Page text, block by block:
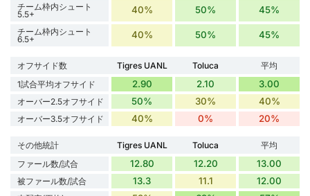
チーム枠内シュート
5.5+ 40% 50% 45%
チーム枠内シュート
6.5+ 40% 50% 45%
オフサイド数 Tigres UANL Toluca
平均
1試合平均オフサイド
2.90 2.10 3.00
オーバー2.5オフサイド 50% 30% 40%
オーバー3.5オフサイド 40% 0% 20%
その他統計 Tigres UANL Toluca
平均
ファール数/試合
12.80 12.20 13.00
被ファール数/試合 13.3 11.1 12.00